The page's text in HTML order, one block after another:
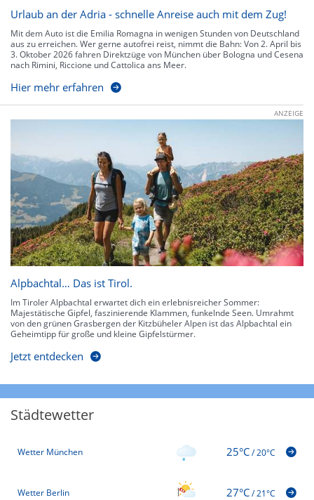
Urlaub an der Adria - schnelle Anreise auch mit dem Zug!
Mit dem Auto ist die Emilia Romagna in wenigen Stunden von Deutschland
aus zu erreichen. Wer gerne autofrei reist, nimmt die Bahn: Von 2. April bis
3. Oktober 2026 fahren Direktzüge von München über Bologna und Cesena
nach Rimini, Riccione und Cattolica ans Meer.
Hier mehr erfahren
ANZEIGE
Alpbachtal… Das ist Tirol.
Im Tiroler Alpbachtal erwartet dich ein erlebnisreicher Sommer:
Majestätische Gipfel, faszinierende Klammen, funkelnde Seen. Umrahmt
von den grünen Grasbergen der Kitzbüheler Alpen ist das Alpbachtal ein
Geheimtipp für große und kleine Gipfelstürmer.
Jetzt entdecken
Städtewetter
Wetter München 25°C/20°C
Wetter Berlin 27°C/21°C